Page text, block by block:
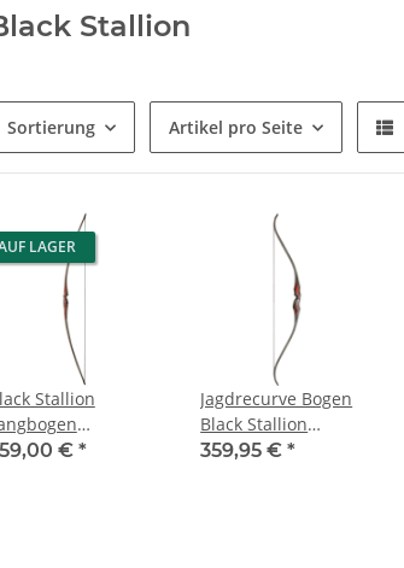
Stallion
Sortierung Artikel pro Seite
LAGER
Stallion
€ *
Jagdrecurve Bogen
Black Stallion
Symphony
359,95 €*